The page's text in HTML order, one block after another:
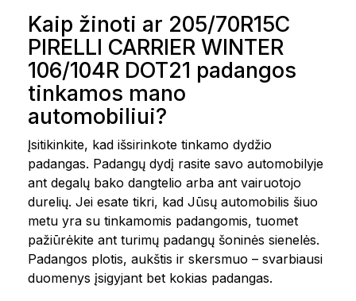
Kaip žinoti ar 205/70R15C
PIRELLI CARRIER WINTER
106/104R DOT21 padangos
tinkamos mano
automobiliui?
Įsitikinkite, kad išsirinkote tinkamo dydžio
padangas. Padangų dydį rasite savo automobilyje
ant degalų bako dangtelio arba ant vairuotojo
durelių. Jei esate tikri, kad Jūsų automobilis šiuo
metu yra su tinkamomis padangomis, tuomet
pažiūrėkite ant turimų padangų šoninės sienelės.
Padangos plotis, aukštis ir skersmuo – svarbiausi
duomenys įsigyjant bet kokias padangas.